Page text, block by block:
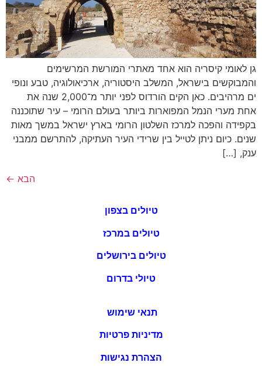
גן לאומי קיסריה הוא אחד מאתרי המורשת המרשימים
והמבוקשים בישראל, המשלב היסטוריה, ארכיאולוגיה, טבע ונופי
ים מרהיבים. כאן הקים הורדוס לפני יותר מ־2,000 שנה את
אחת מערי הנמל המפוארות ביותר בעולם הרומי – עיר שתוכננה
בקפידה והפכה למרכז השלטון הרומי בארץ ישראל במשך מאות
שנים. כיום ניתן לטייל בין שרידי העיר העתיקה, להתרשם ממבני
ענק, […]
הבא ←
טיולים בצפון
טיולים במרכז
טיולים בירושלים
טיולי בדרום
תנאי שימוש
מדיניות פרטיות
הצהרת נגישות